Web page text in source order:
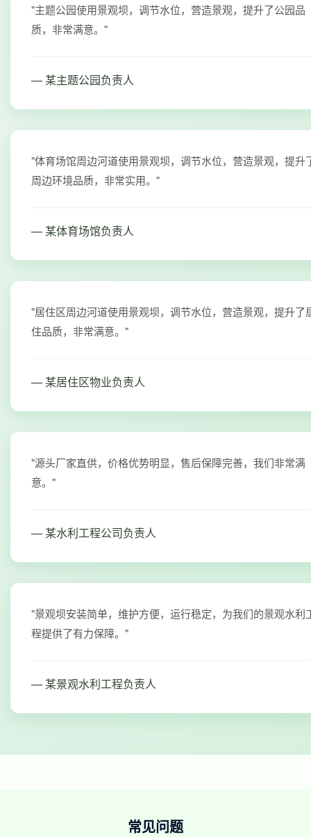
"主题公园使用景观坝，调节水位，营造景观，提升了公园品
质，非常满意。"
— 某主题公园负责人
"体育场馆周边河道使用景观坝，调节水位，营造景观，提升
周边环境品质，非常实用。"
— 某体育场馆负责人
"居住区周边河道使用景观坝，调节水位，营造景观，提升了
住品质，非常满意。"
— 某居住区物业负责人
"源头厂家直供，价格优势明显，售后保障完善，我们非常满
意。"
— 某水利工程公司负责人
"景观坝安装简单，维护方便，运行稳定，为我们的景观水利
程提供了有力保障。"
— 某景观水利工程负责人
常见问题